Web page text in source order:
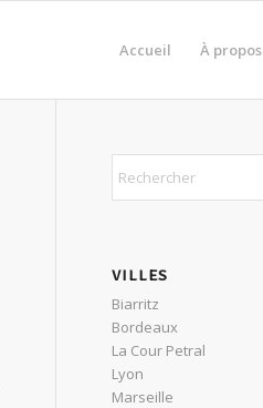
Accueil À propos
VILLES
Biarritz
Bordeaux
La Cour Petral
Lyon
Marseille